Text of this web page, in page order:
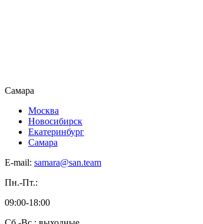
Самара
Москва
Новосибирск
Екатеринбург
Самара
E-mail: samara@san.team
Пн.-Пт.:
09:00-18:00